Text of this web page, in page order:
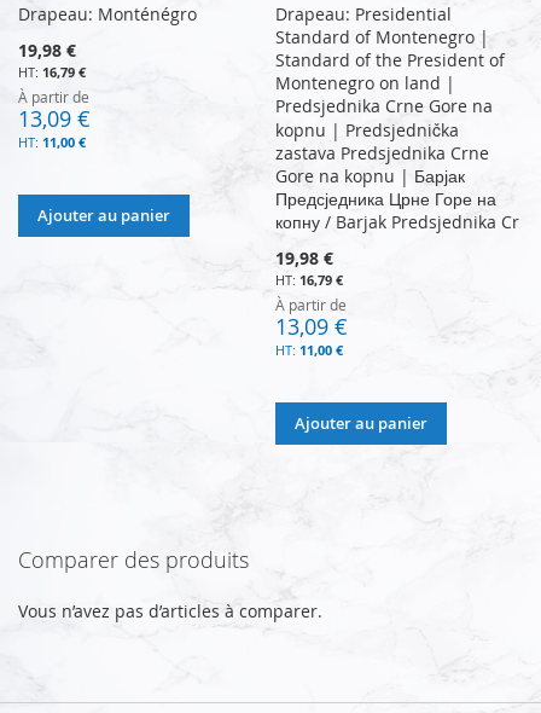
Drapeau: Monténégro
19,98 €
16,79 €
À partir de
13,09 €
11,00 €
Ajouter au panier
Drapeau: Presidential
Standard of Montenegro |
Standard of the President of
Montenegro on land |
Predsjednika Crne Gore na
kopnu | Predsjednička
zastava Predsjednika Crne
Gore na kopnu | Барјак
Предсједника Црне Горе на
копну / Barjak Predsjednika Cr
19,98 €
16,79 €
À partir de
13,09 €
11,00 €
Ajouter au panier
Comparer des produits
Vous n’avez pas d’articles à comparer.